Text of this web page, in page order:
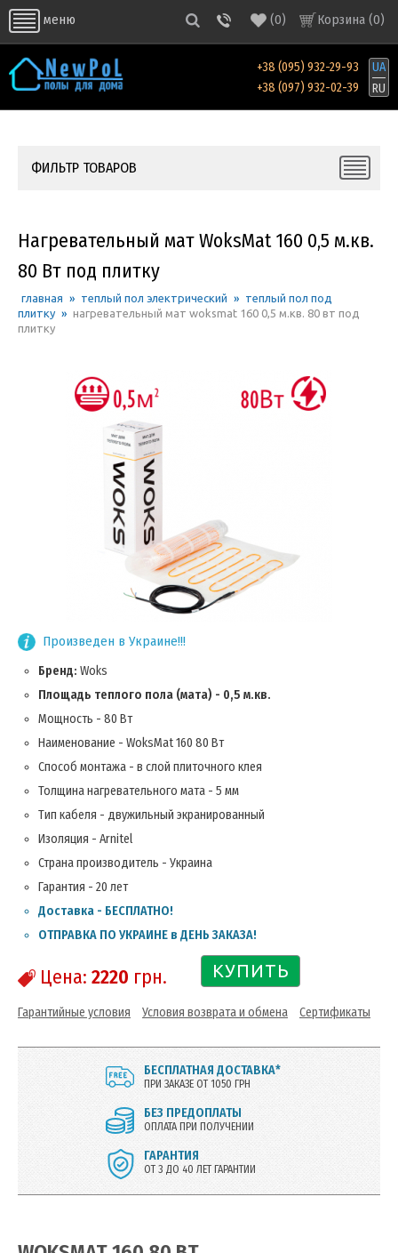
меню Корзина (0)
(0)
+38 (095) 932-29-93
+38 (097) 932-02-39
UA
RU
ФИЛЬТР ТОВАРОВ
Нагревательный мат WoksMat 160 0,5 м.кв.
80 Вт под плитку
главная » теплый пол электрический » теплый пол под
плитку » нагревательный мат woksmat 160 0,5 м.кв. 80 вт под
плитку
Произведен в Украине!!!
Бренд: Woks
Площадь теплого пола (мата) - 0,5 м.кв.
Мощность - 80 Вт
Наименование - WoksMat 160 80 Вт
Способ монтажа - в слой плиточного клея
Толщина нагревательного мата - 5 мм
Тип кабеля - двужильный экранированный
Изоляция - Arnitel
Страна производитель - Украина
Гарантия - 20 лет
Доставка - БЕСПЛАТНО!
ОТПРАВКА ПО УКРАИНЕ в ДЕНЬ ЗАКАЗА!
Цена: 2220 грн. КУПИТЬ
Гарантийные условия Условия возврата и обмена Сертификаты
БЕСПЛАТНАЯ ДОСТАВКА*
ПРИ ЗАКАЗЕ ОТ 1050 ГРН
БЕЗ ПРЕДОПЛАТЫ
ОПЛАТА ПРИ ПОЛУЧЕНИИ
ГАРАНТИЯ
ОТ 3 ДО 40 ЛЕТ ГАРАНТИИ